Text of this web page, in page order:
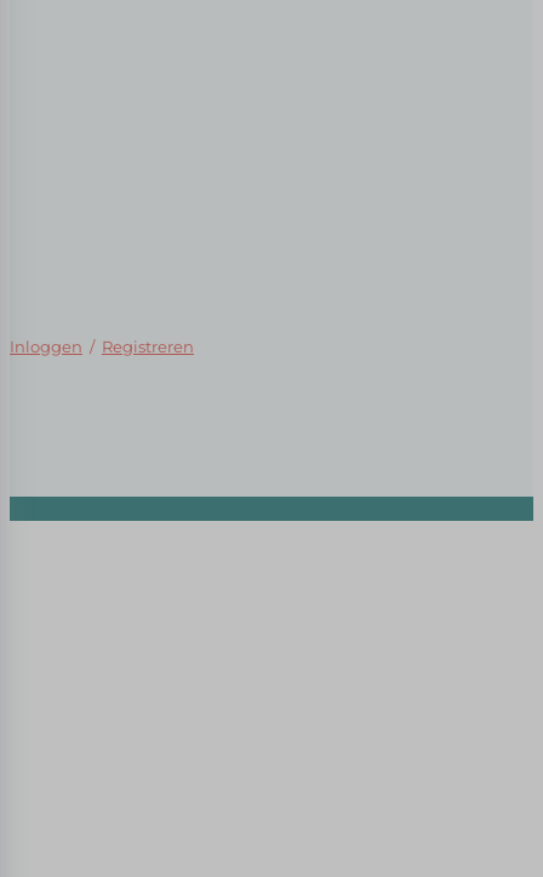
Inloggen / Registreren